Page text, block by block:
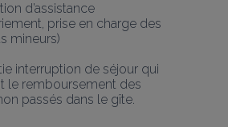
d’assistance
prise en charge des
mineurs)
interruption de séjour qui
le remboursement des
passés dans le gîte.